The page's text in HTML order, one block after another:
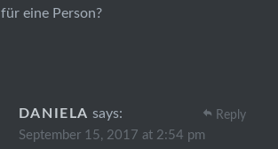
für eine Person?
DANIELA says:
September 15, 2017 at 2:54 pm
Reply